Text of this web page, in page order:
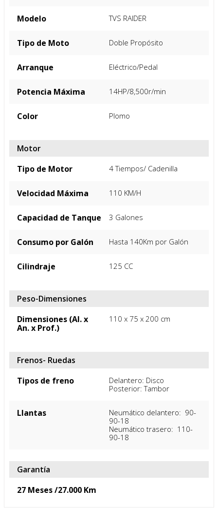
Modelo TVS RAIDER
Tipo de Moto Doble Propósito
Arranque Eléctrico/Pedal
Potencia Máxima 14HP/8,500r/min
Color Plomo
Motor
Tipo de Motor
4 Tiempos/ Cadenilla
Velocidad Máxima 110 KM/H
Capacidad de Tanque 3 Galones
Consumo por Galón Hasta 140Km por Galón
Cilindraje 125 CC
Peso-Dimensiones
Dimensiones (Al. x
An. x Prof.)
110 x 75 x 200 cm
Frenos- Ruedas
Tipos de freno
Delantero: Disco
Posterior: Tambor
Llantas
Neumático delantero:  90-
90-18
Neumático trasero:  110-
90-18
Garantía
27 Meses /27.000 Km